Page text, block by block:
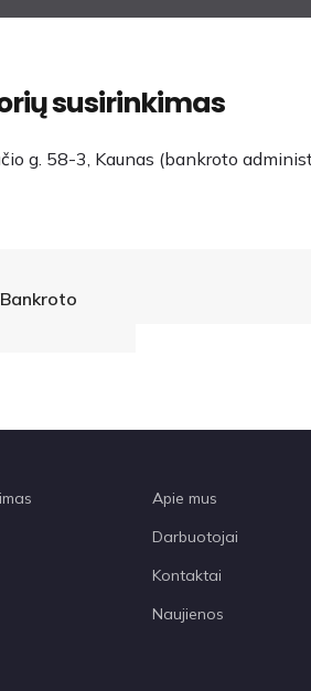
susirinkimas
g. 58-3, Kaunas (bankroto
Apie mus
Darbuotojai
Kontaktai
Naujienos